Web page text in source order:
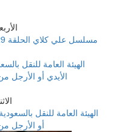
الأربعاء 18 مارس
الاثنين 29
الهيئة العامة للنقل
أو الأرجل